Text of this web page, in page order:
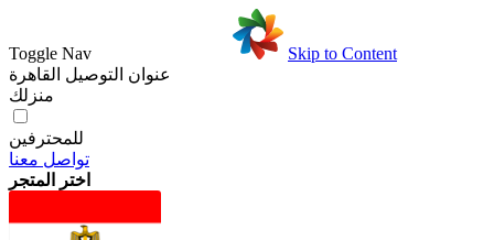
Toggle Nav
Skip to Content
عنوان التوصيل القاهرة
منزلك
للمحترفين
تواصل معنا
اختر المتجر